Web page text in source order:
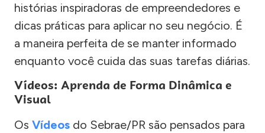
histórias inspiradoras de empreendedores e
dicas práticas para aplicar no seu negócio. É
a maneira perfeita de se manter informado
enquanto você cuida das suas tarefas diárias.
Vídeos: Aprenda de Forma Dinâmica e
Visual
Os Vídeos do Sebrae/PR são pensados para